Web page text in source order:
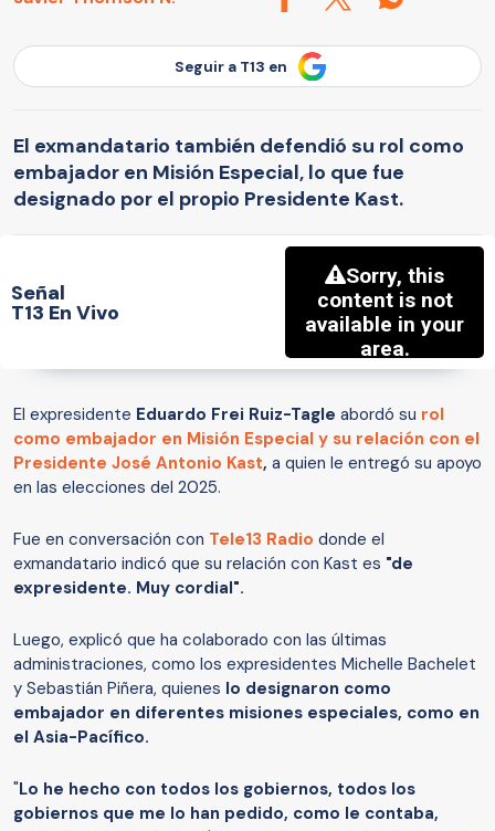
Seguir a T13 en
El exmandatario también defendió su rol como
embajador en Misión Especial, lo que fue
designado por el propio Presidente Kast.
Señal
T13 En Vivo
El expresidente Eduardo Frei Ruiz-Tagle abordó su rol
como embajador en Misión Especial y su relación con el
Presidente José Antonio Kast, a quien le entregó su apoyo
en las elecciones del 2025.
Fue en conversación con Tele13 Radio donde el
exmandatario indicó que su relación con Kast es "de
expresidente. Muy cordial".
Luego, explicó que ha colaborado con las últimas
administraciones, como los expresidentes Michelle Bachelet
y Sebastián Piñera, quienes lo designaron como
embajador en diferentes misiones especiales, como en
el Asia-Pacífico.
"Lo he hecho con todos los gobiernos, todos los
gobiernos que me lo han pedido, como le contaba,